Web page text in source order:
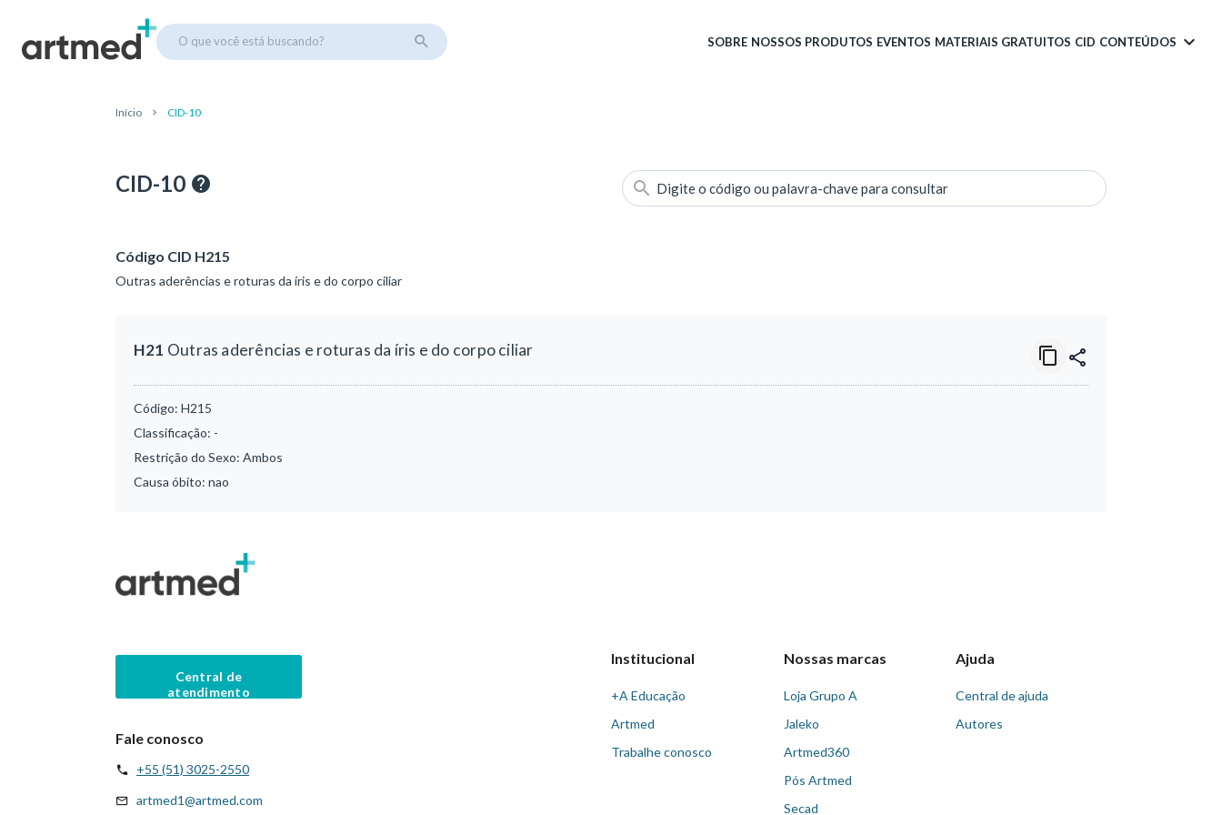
O que você está buscando? SOBRE NOSSOS PRODUTOS EVENTOS MATERIAIS GRATUITOS CID CONTEÚDOS
Início CID-10
CID-10 Digite o código ou palavra-chave para consultar
Código CID H215
Outras aderências e roturas da íris e do corpo ciliar
H21 Outras aderências e roturas da íris e do corpo ciliar
Código: H215
Classificação: -
Restrição do Sexo: Ambos
Causa óbito: nao
Central de
atendimento
Fale conosco
+55 (51) 3025-2550
artmed1@artmed.com
Institucional
+A Educação
Artmed
Trabalhe conosco
Nossas marcas
Loja Grupo A
Jaleko
Artmed360
Pós Artmed
Secad
Ajuda
Central de ajuda
Autores